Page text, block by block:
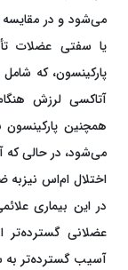
می‌شود و در
یا سفتی عضلات
پارکینسون، که
آتاکسی لرزش
همچنین
می‌شود، در حالی که
اختلال ام‌اس
در این بیماری
عضلانی
آسیب گسترده‌تر به